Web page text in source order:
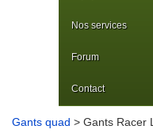
Nos services
Forum
Contact
Gants quad > Gants Racer